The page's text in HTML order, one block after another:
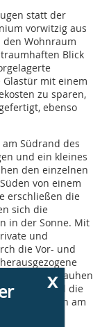
statt der
vorwitzig aus
den Wohnraum
Blick
Glastür mit einem
zu sparen,
ebenso
Südrand des
und ein kleines
den einzelnen
von einem
erschließen die
sich die
in der Sonne. Mit
und
die Vor- und
sägerauhen
während die
Anteil haben am
x